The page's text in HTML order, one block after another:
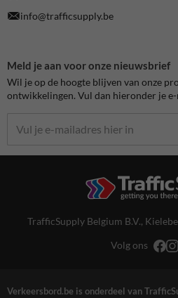
info@trafficsupply.be
Meld je aan voor onze nieuwsbrief
Wil je op de hoogte blijven van onze
ontwikkelingen. Vul dan hieronder je
TrafficSupply Belgium B.V.,
Volg ons
Verkeersbord.be is onderdeel van